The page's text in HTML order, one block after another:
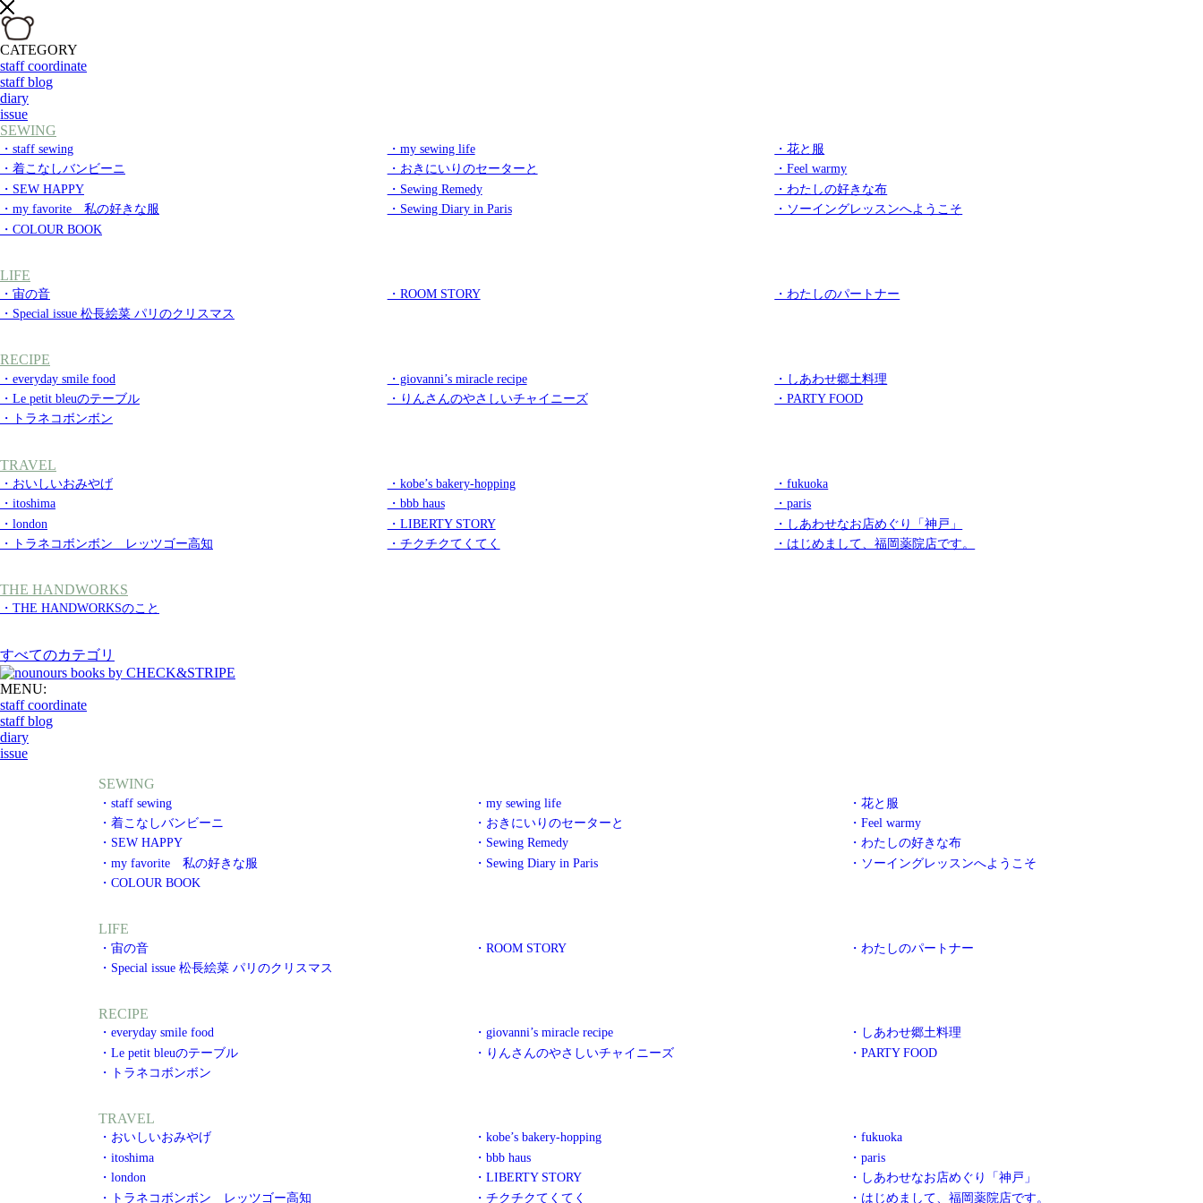
CATEGORY
staff coordinate
staff blog
diary
issue
SEWING
・staff sewing ・my sewing life
・花と服
・着こなしバンビーニ
・おきにいりのセーターと
・Feel warmy
・SEW HAPPY
・Sewing Remedy
・わたしの好きな布
・my favorite 私の好きな服
・Sewing Diary in Paris
・ソーイングレッスンへようこそ
・COLOUR BOOK
LIFE
・宙の音 ・ROOM STORY
・わたしのパートナー
・Special issue 松長絵菜 パリのクリスマス
RECIPE
・everyday smile food ・giovanni’s miracle recipe
・しあわせ郷土料理
・Le petit bleuのテーブル
・りんさんのやさしいチャイニーズ
・PARTY FOOD
・トラネコボンボン
TRAVEL
・おいしいおみやげ ・kobe’s bakery-hopping
・fukuoka
・itoshima
・bbb haus
・paris
・london
・LIBERTY STORY
・しあわせなお店めぐり「神戸」
・トラネコボンボン レッツゴー高知
・チクチクてくてく ・はじめまして、福岡薬院店です。
THE HANDWORKS
・THE HANDWORKSのこと
すべてのカテゴリ
MENU:
staff coordinate
staff blog
diary
issue
SEWING
・staff sewing ・my sewing life
・花と服
・着こなしバンビーニ
・おきにいりのセーターと
・Feel warmy
・SEW HAPPY
・Sewing Remedy
・わたしの好きな布
・my favorite 私の好きな服
・Sewing Diary in Paris
・ソーイングレッスンへようこそ
・COLOUR BOOK
LIFE
・宙の音 ・ROOM STORY
・わたしのパートナー
・Special issue 松長絵菜 パリのクリスマス
RECIPE
・everyday smile food ・giovanni’s miracle recipe
・しあわせ郷土料理
・Le petit bleuのテーブル
・りんさんのやさしいチャイニーズ
・PARTY FOOD
・トラネコボンボン
TRAVEL
・おいしいおみやげ ・kobe’s bakery-hopping
・fukuoka
・itoshima
・bbb haus
・paris
・london
・LIBERTY STORY
・しあわせなお店めぐり「神戸」
・トラネコボンボン レッツゴー高知
・チクチクてくてく ・はじめまして、福岡薬院店です。